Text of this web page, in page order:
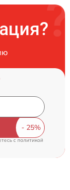
c политикой